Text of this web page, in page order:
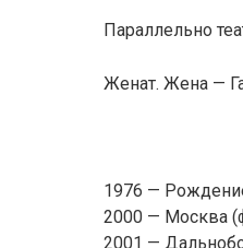
Параллельно
Женат. Жена —
1976 —
2000 — Москва
2001 —